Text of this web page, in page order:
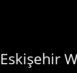
Eskişehir